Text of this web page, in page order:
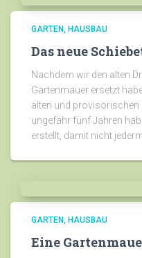
GARTEN HAUSBAU
Das neue
Nachdem wir den alten
Gartenmauer ersetzt
alten und
ungefähr fünf Jahren
erstellt, damit nicht
GARTEN HAUSBAU
Eine